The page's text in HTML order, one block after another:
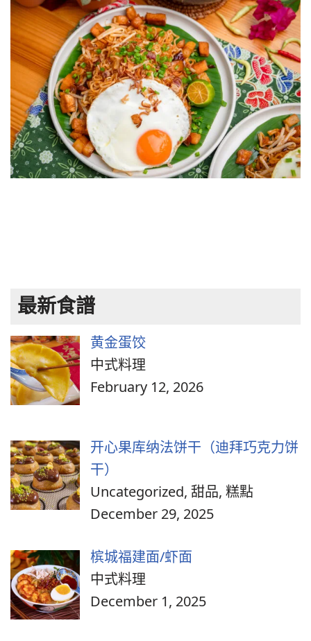
最新食譜
黄金蛋饺
中式料理
February 12, 2026
开心果库纳法饼干（迪拜巧克力饼
干）
Uncategorized, 甜品, 糕點
December 29, 2025
槟城福建面/虾面
中式料理
December 1, 2025